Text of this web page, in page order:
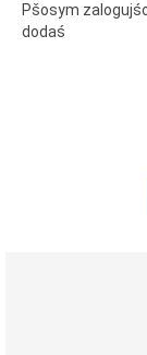
Pšosym
dodaś